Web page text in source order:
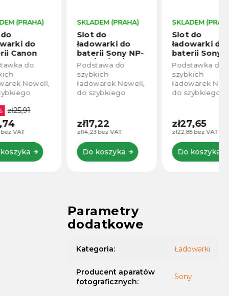
z
ładowarki do
baterii Sony NP-
F50/70/90/100
SKLADEM (PRAHA)
zł14,23 bez VAT
Do koszyka
Podstawa do
ładowarek Newell,
do szybkiego
F50 / 70 / 90 / 100,
kompatybilna z
ładowarki do
baterii Sony NP-
SKLADEM (PRAHA)
zł22,85 bez VAT
Do koszyka
Podstawka do
ładowarek Newell,
do szybkiego
kompatybilna z
Parametry
dodatkowe
Kategoria: Ładowarki
Producent aparatów
fotograficznych:
Sony